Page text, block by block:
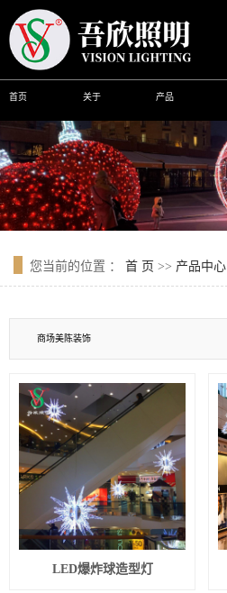
首页 关于 产品
您当前的位置 ： 首 页 >> 产品中心
商场美陈装饰
LED爆炸球造型灯